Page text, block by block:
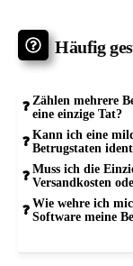
Häufig
Zählen mehrere
eine einzige Tat?
Kann ich eine
Betrugstaten
Muss ich die
Versandkosten
Wie wehre ich
Software meine